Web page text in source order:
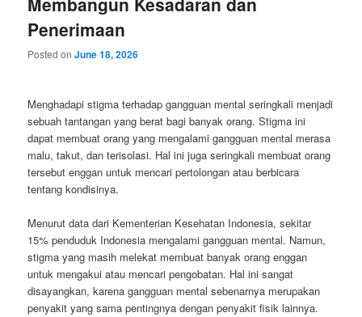
Penerimaan
Posted onJune 18, 2026
Menghadapi stigma terhadap gangguan mental seringkali menjadi
sebuah tantangan yang berat bagi banyak orang. Stigma ini
dapat membuat orang yang mengalami gangguan mental merasa
malu, takut, dan terisolasi. Hal ini juga seringkali membuat orang
tersebut enggan untuk mencari pertolongan atau berbicara
tentang kondisinya.
Menurut data dari Kementerian Kesehatan Indonesia, sekitar
15% penduduk Indonesia mengalami gangguan mental. Namun,
stigma yang masih melekat membuat banyak orang enggan
untuk mengakui atau mencari pengobatan. Hal ini sangat
disayangkan, karena gangguan mental sebenarnya merupakan
penyakit yang sama pentingnya dengan penyakit fisik lainnya.